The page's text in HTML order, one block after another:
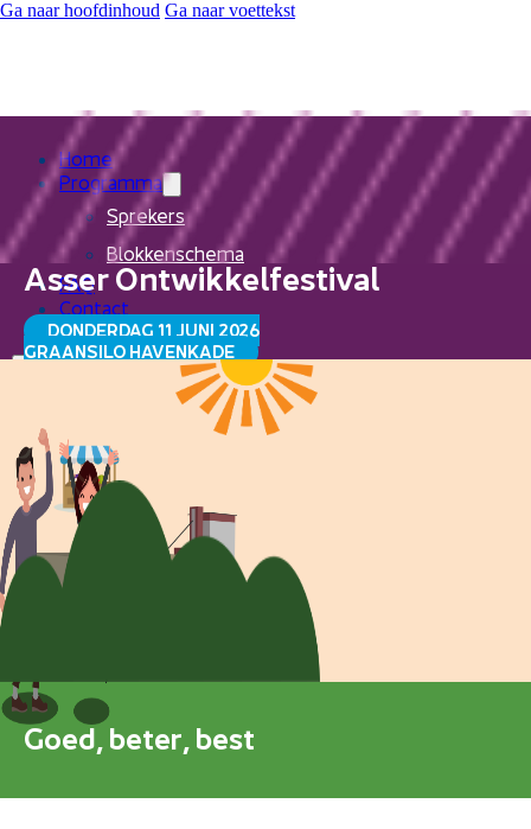
Ga naar hoofdinhoud Ga naar voettekst
Home
Programma
Sprekers
Blokkenschema
FAQ
Contact
Home
Programma
Sprekers
Blokkenschema
Asser Ontwikkelfestival
DONDERDAG 11 JUNI 2026
GRAANSILO HAVENKADE
Goed, beter, best